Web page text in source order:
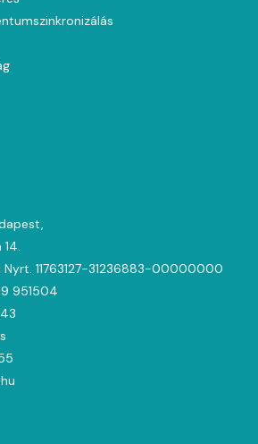
Nyrt. 11763127-31236883-00000000
951504